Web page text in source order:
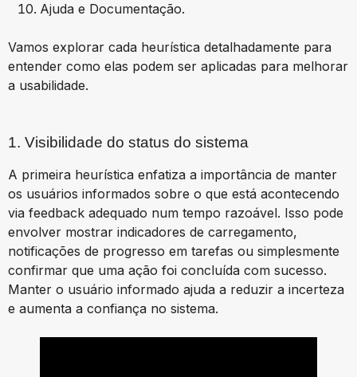
Ajuda e Documentação.
Vamos explorar cada heurística detalhadamente para
entender como elas podem ser aplicadas para melhorar
a usabilidade.
1. Visibilidade do status do sistema
A primeira heurística enfatiza a importância de manter
os usuários informados sobre o que está acontecendo
via feedback adequado num tempo razoável. Isso pode
envolver mostrar indicadores de carregamento,
notificações de progresso em tarefas ou simplesmente
confirmar que uma ação foi concluída com sucesso.
Manter o usuário informado ajuda a reduzir a incerteza
e aumenta a confiança no sistema.